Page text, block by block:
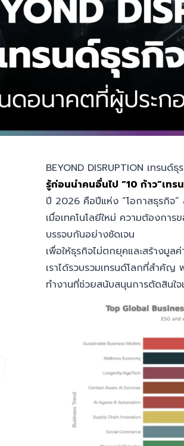
BEYOND DISRUPTION เทรนด์
รู้ก่อนนำคนอื่นไป “10 ก้าว”เท
ปี 2026 คือปีแห่ง “โอกาสธุรกิจ”
เมื่อเทคโนโลยีใหม่ ความต้องการ
บรรจบกันอย่างชัดเจน
เพื่อให้ธุรกิจไม่ตกยุคและสร้างมูล
เราได้รวบรวมเทรนด์โลกที่สำคั
ทำงานที่ช่วยสนับสนุนการตัดสินใ